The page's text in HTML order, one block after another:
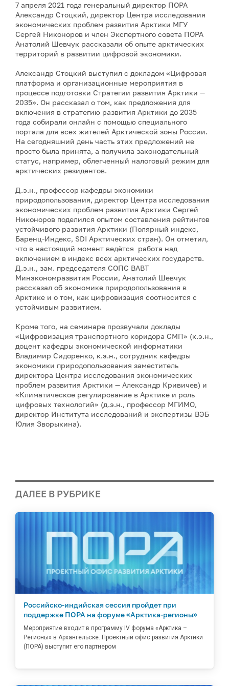
7 апреля 2021 года генеральный директор ПОРА
Александр Стоцкий, директор Центра исследования
экономических проблем развития Арктики МГУ
Сергей Никоноров и член Экспертного совета ПОРА
Анатолий Шевчук рассказали об опыте арктических
территорий в развитии цифровой экономики.
Александр Стоцкий выступил с докладом «Цифровая
платформа и организационные мероприятия в
процессе подготовки Стратегии развития Арктики —
2035». Он рассказал о том, как предложения для
включения в стратегию развития Арктики до 2035
года собирали онлайн с помощью специального
портала для всех жителей Арктической зоны России.
На сегодняшний день часть этих предложений не
просто была принята, а получила законодательный
статус, например, облегченный налоговый режим для
арктических резидентов.
Д.э.н., профессор кафедры экономики
природопользования, директор Центра исследования
экономических проблем развития Арктики Сергей
Никоноров поделился опытом составления рейтингов
устойчивого развития Арктики (Полярный индекс,
Баренц-Индекс, SDI Арктических стран). Он отметил,
что в настоящий момент ведётся работа над
включением в индекс всех арктических государств.
Д.э.н., зам. председателя СОПС ВАВТ
Минэкономразвития России, Анатолий Шевчук
рассказал об экономике природопользования в
Арктике и о том, как цифровизация соотносится с
устойчивым развитием.
Кроме того, на семинаре прозвучали доклады
«Цифровизация транспортного коридора СМП» (к.э.н.,
доцент кафедры экономической информатики
Владимир Сидоренко, к.э.н., сотрудник кафедры
экономики природопользования заместитель
директора Центра исследования экономических
проблем развития Арктики — Александр Кривичев) и
«Климатическое регулирование в Арктике и роль
цифровых технологий» (д.э.н., профессор МГИМО,
директор Института исследований и экспертизы ВЭБ
Юлия Зворыкина).
ДАЛЕЕ В РУБРИКЕ
Российско-индийская сессия пройдет при
поддержке ПОРА на форуме «Арктика-регионы»
Мероприятие входит в программу IV форума «Арктика –
Регионы» в Архангельске. Проектный офис развития Арктики
(ПОРА) выступит его партнером